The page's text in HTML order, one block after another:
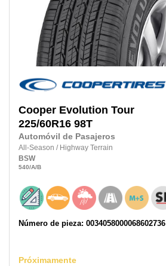
Cooper Evolution Tour
225/60R16 98T
Automóvil de Pasajeros
All-Season / Highway Terrain
BSW
540/A/B
Número de pieza: 0034058000068602736
Próximamente